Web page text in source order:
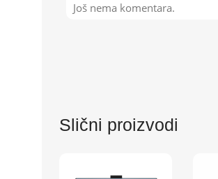
Još nema komentara.
Slični proizvodi